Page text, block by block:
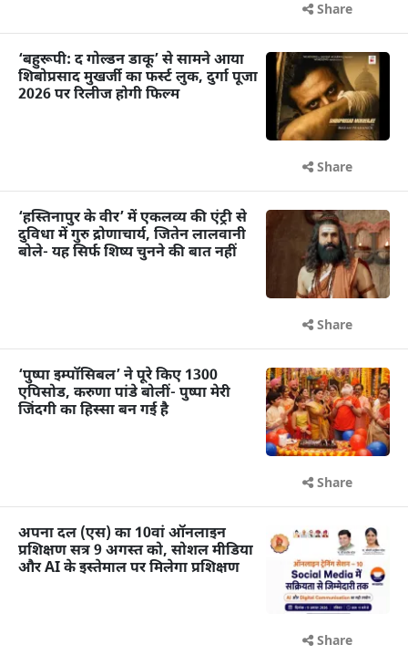
Share
‘बहुरूपी: द गोल्डन डाकू’ से सामने आया
शिबोप्रसाद मुखर्जी का फर्स्ट लुक, दुर्गा पूजा
2026 पर रिलीज होगी फिल्म
Share
‘हस्तिनापुर के वीर’ में एकलव्य की एंट्री से
दुविधा में गुरु द्रोणाचार्य, जितेन लालवानी
बोले- यह सिर्फ शिष्य चुनने की बात नहीं
Share
‘पुष्पा इम्पॉसिबल’ ने पूरे किए 1300
एपिसोड, करुणा पांडे बोलीं- पुष्पा मेरी
जिंदगी का हिस्सा बन गई है
Share
अपना दल (एस) का 10वां ऑनलाइन
प्रशिक्षण सत्र 9 अगस्त को, सोशल मीडिया
और AI के इस्तेमाल पर मिलेगा प्रशिक्षण
Share